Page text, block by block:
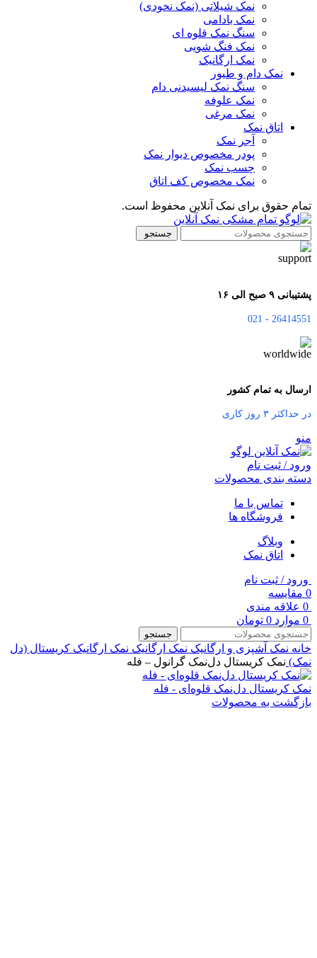
نمک شیلاتی (نمک نخودی)
نمک بادامی
سنگ نمک قلوه ای
نمک فنگ شویی
نمک ارگانیک
نمک دام و طیور
سنگ نمک لیسیدنی دام
نمک علوفه
نمک مرغی
اتاق نمک
آجر نمک
پودر مخصوص دیوار نمک
چسب نمک
نمک مخصوص کف اتاق
تمام حقوق برای نمک آنلاین محفوظ است.
جستجو
پشتیبانی ۹ صبح الی ۱۶
26414551 - 021
ارسال به تمام کشور
در حداکثر ۳ روز کاری
منو
ورود / ثبت نام
دسته بندی محصولات
تماس با ما
فروشگاه ها
وبلاگ
اتاق نمک
ورود / ثبت نام
0 مقایسه
0 علاقه مندی
0 موارد 0 تومان
جستجو
خانه نمک آشپزی و ارگانیک نمک ارگانیک نمک ارگانیک کریستال (دل
نمک) نمک کریستال دل‌نمک گرانول – فله
نمک کریستال دل‌نمک قلوه‌ای - فله
بازگشت به محصولات